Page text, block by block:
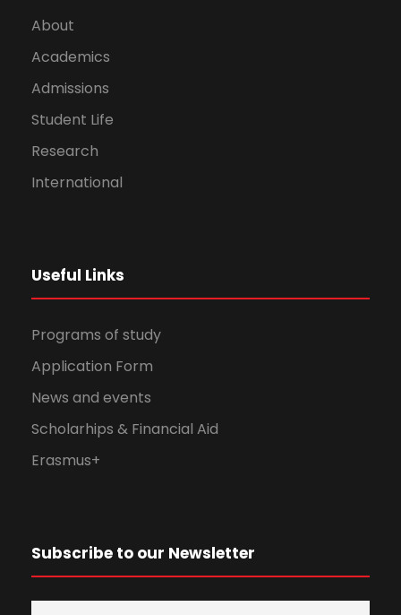
About
Academics
Admissions
Student Life
Research
International
Useful Links
Programs of study
Application Form
News and events
Scholarhips & Financial Aid
Erasmus+
Subscribe to our Newsletter